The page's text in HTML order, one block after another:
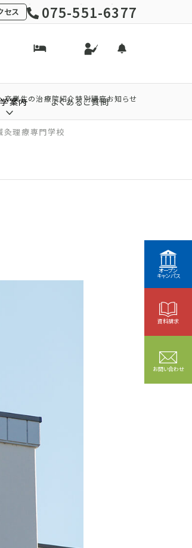
セス 075-551-6377
卒業生の治療院紹介特別講座お知らせ
案内 よくあるご質問
灸理療専門学校
オープン
キャンパス
資料請求
お問い合わせ